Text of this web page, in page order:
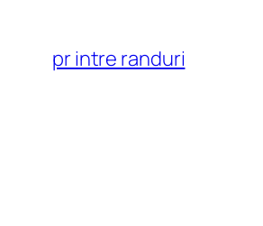
content
pr intre randuri